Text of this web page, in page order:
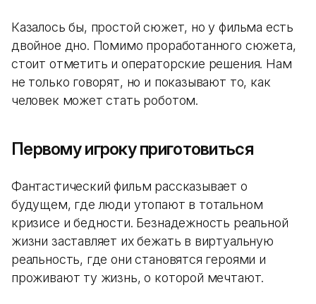
Казалось бы, простой сюжет, но у фильма есть
двойное дно. Помимо проработанного сюжета,
стоит отметить и операторские решения. Нам
не только говорят, но и показывают то, как
человек может стать роботом.
Первому игроку приготовиться
Фантастический фильм рассказывает о
будущем, где люди утопают в тотальном
кризисе и бедности. Безнадежность реальной
жизни заставляет их бежать в виртуальную
реальность, где они становятся героями и
проживают ту жизнь, о которой мечтают.